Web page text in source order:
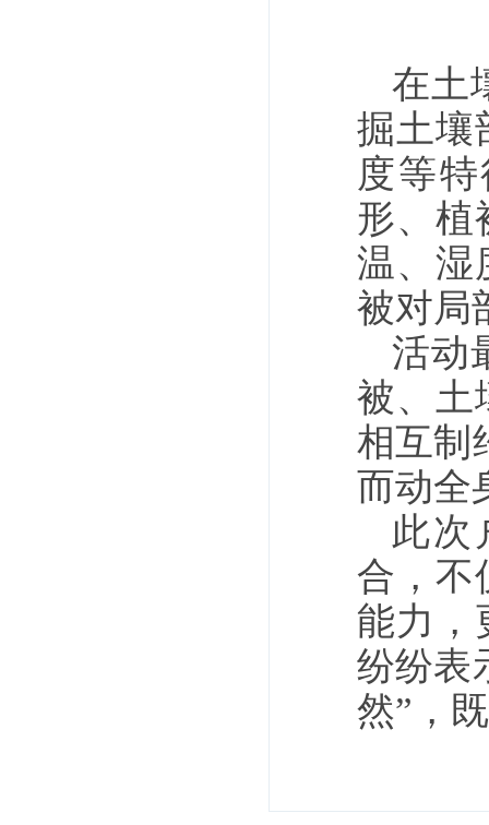
在土
掘土壤
度等
形、植
温、湿
被对局
活动
被、土
相互制
而动全
此次
合，不
能力，
纷纷表
然”，